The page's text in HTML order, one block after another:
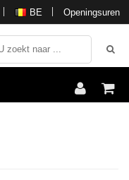
Openingsuren
BE